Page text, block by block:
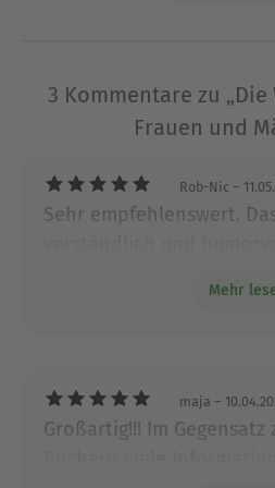
Spektrum-Störungen im
Moderatorin des
3 Kommentare zu
Frauen und
Rob-Nic –
Sehr empfehlenswert.
Mut und gibt hilfreiche
Mehr
maja –
Großartig!!! Im